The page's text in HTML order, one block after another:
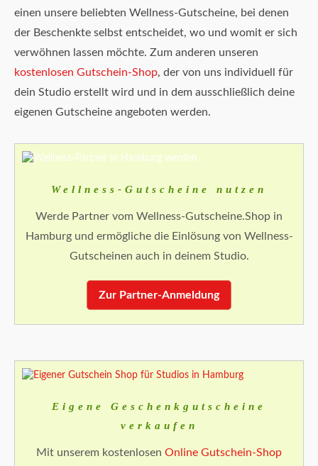
einen unsere beliebten Wellness-Gutscheine, bei denen
der Beschenkte selbst entscheidet, wo und womit er sich
verwöhnen lassen möchte. Zum anderen unseren
kostenlosen Gutschein-Shop, der von uns individuell für
dein Studio erstellt wird und in dem ausschließlich deine
eigenen Gutscheine angeboten werden.
Wellness-Gutscheine nutzen
Werde Partner vom Wellness-Gutscheine.Shop in
Hamburg und ermögliche die Einlösung von Wellness-
Gutscheinen auch in deinem Studio.
Zur Partner-Anmeldung
Eigene Geschenkgutscheine
verkaufen
Mit unserem kostenlosen Online Gutschein-Shop